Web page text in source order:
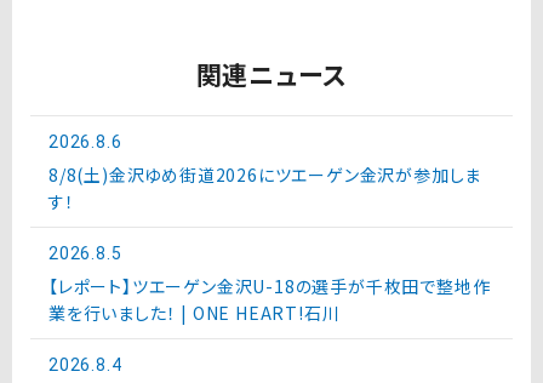
関連ニュース
2026.8.6
8/8(土)金沢ゆめ街道2026にツエーゲン金沢が参加しま
す！
2026.8.5
【レポート】ツエーゲン金沢U-18の選手が千枚田で整地作
業を行いました！ | ONE HEART!石川
2026.8.4